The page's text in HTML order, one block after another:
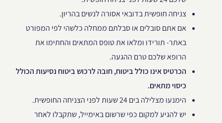
צניחה חופשית בדובאי אסורה לנשים בהריון.
אם אתם סובלים או סבלתם ממחלה כלשהי לפי המפורט
באתר- תורידו ומלאו את טופס המתאים והחתימו את
הרופא שלכם טרם ההגעה.
הכרטיס אינו כולל ביטוח, חובה לרכוש ביטוח נסיעות הכולל
כיסוי מתאים.
הימנעו מצלילה בים 24 שעות לפני הצניחה החופשית.
יש להגיע למקום כפי שרשום באימייל, שתקבלו לאחר